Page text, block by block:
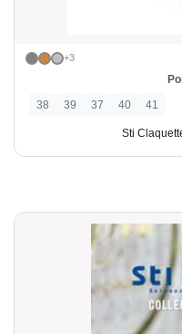
+3
38
39 37 40 41
Sti